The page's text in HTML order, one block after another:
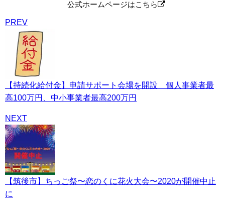
公式ホームページはこちら
PREV
【持続化給付金】申請サポート会場を開設 個人事業者最
高100万円、中小事業者最高200万円
NEXT
【筑後市】ちっご祭〜恋のくに花火大会〜2020が開催中止
に